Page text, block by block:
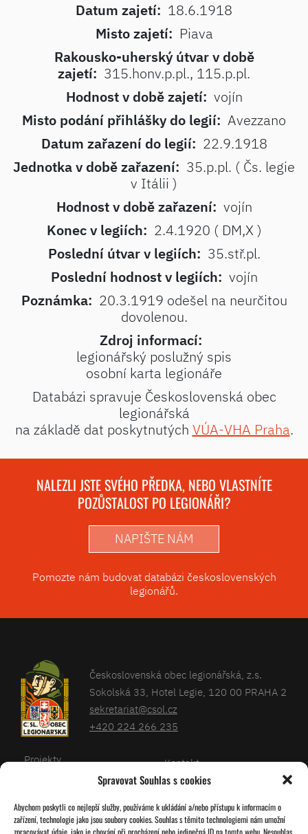
Spravovat Souhlas s cookies
Abychom poskytli co nejlepší služby, používáme k ukládání a/nebo přístupu k informacím o
zařízení, technologie jako jsou soubory cookies. Souhlas s těmito technologiemi nám umožní
zpracovávat údaje, jako je chování při procházení nebo jedinečná ID na tomto webu. Nesouhlas
Datum zajetí: 18.6.1918
Misto zajetí: Piava
Rakousko-uherský útvar v době
zajetí: 315.honv.p.pl., 115.p.pl.
Hodnost v době zajetí: vojín
Misto podání přihlášky do legií: Avezzano
Datum zařazení do legií: 22.9.1918
Jednotka v době zařazení: 35.p.pl. ( Čs. legie
v Itálii )
Hodnost v době zařazení: vojín
Konec v legiích: 2.4.1920 ( DM,X )
Poslední útvar v legiích: 35.stř.pl.
Poslední hodnost v legiích: vojín
Poznámka: 20.3.1919 odešel na neurčitou
dovolenou.
Zdroj informací:
legionářský poslužný spis
osobní karta legionáře
Databázi spravuje Československá obec
legionářská
na základě dat poskytnutých VÚA-VHA Praha.
NALEZLI JSTE SVÉHO PŘEDKA, NEBO VLASTNÍTE
POZŮSTALOST PO LEGIONÁŘI?
NAPIŠTE NÁM
Pomozte nám budovat databázi československých
legionářů.
Československá obec legionářská, z.s.
Sokolská 33, Hotel Legie, 120 00 PRAHA 2
sekretariat@csol.cz
+420 224 266 235
Projekty
Kalendář
Kontakt
Databáze legionářů
Pro členy